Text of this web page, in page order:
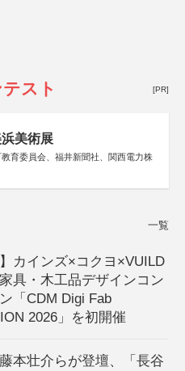
スト [PR]
美術展
育委員会、福井新聞社、関西電力株
一覧
】カインズ×コクヨ×VUILD
具・木工品デザインコン
「CDM Digi Fab
2026」を初開催
本壮介らが登壇、「長谷